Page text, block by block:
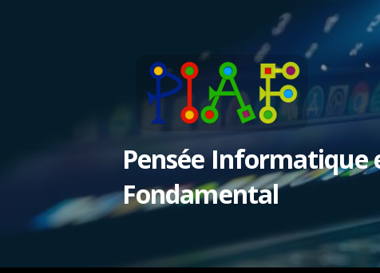
Pensée
Fondamental